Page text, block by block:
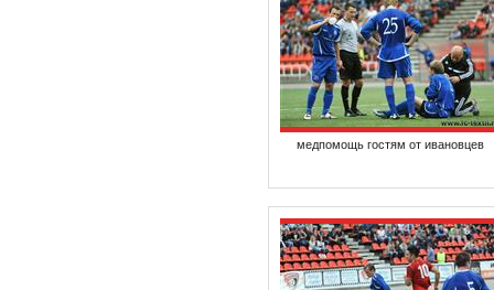
медпомощь гостям от ивановцев